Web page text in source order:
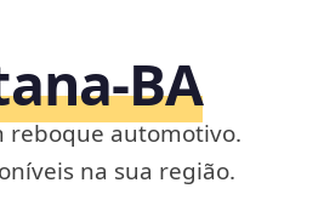
reboque automotivo.
na sua região.